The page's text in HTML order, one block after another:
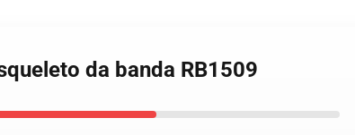
da banda RB1509